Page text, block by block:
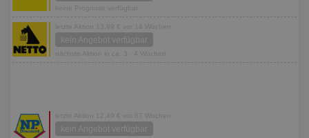
keine Prognose verfügbar
letzte Aktion 13,99 € vor 14 Wochen
kein Angebot verfügbar
nächste Aktion in ca. 3 - 4 Wochen
letzte Aktion 12,49 € vor 67 Wochen
kein Angebot verfügbar